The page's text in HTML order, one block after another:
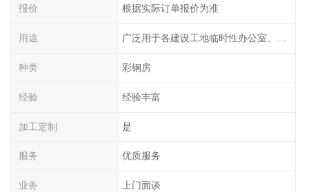
报价 根据实际订单报价为准
用途
种类 彩钢房
经验 经验丰富
加工定制 是
服务 优质服务
业务 上门面谈